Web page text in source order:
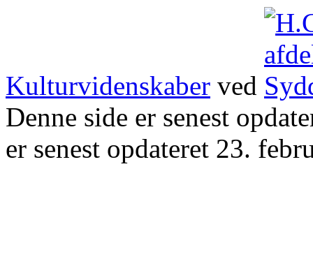
Kulturvidenskaber ved
Denne side er senest
er senest opdateret 23.